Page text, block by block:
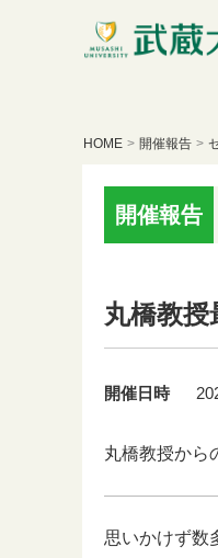
HOME > 開催報告 >
開催報告
丸橋教授
開催日時
丸橋教授から
思いかけず数